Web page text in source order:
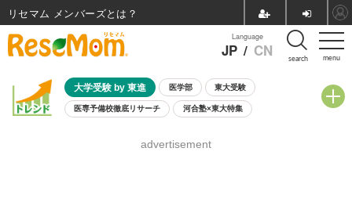
menu
Language
JP / CN search
大学受験 by 東進 医学部 東大受験
医専予備校徹底リサーチ 河合塾×東大特集
8月開催学校説明会・相談会
advertisement
リセマム メンバーズ